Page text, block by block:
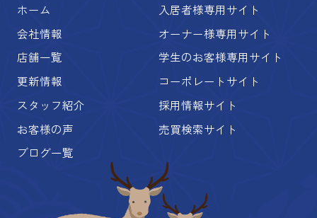
ホーム
会社情報
店舗一覧
更新情報
スタッフ紹介
お客様の声
ブログ一覧
入居者様専用サイト
オーナー様専用サイト
学生のお客様専用サイト
コーポレートサイト
採用情報サイト
売買検索サイト